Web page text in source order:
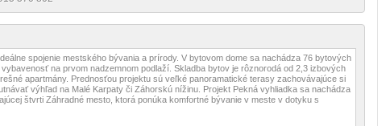
spojenie mestského bývania a prírody. V bytovom dome sa nachádza 76 bytových
na prvom nadzemnom podlaží. Skladba bytov je rôznorodá od 2,3 izbových
apartmány. Prednosťou projektu sú veľké panoramatické terasy zachovávajúce si
výhľad na Malé Karpaty či Záhorskú nížinu. Projekt Pekná vyhliadka sa nachádza
štvrti Záhradné mesto, ktorá ponúka komfortné bývanie v meste v dotyku s